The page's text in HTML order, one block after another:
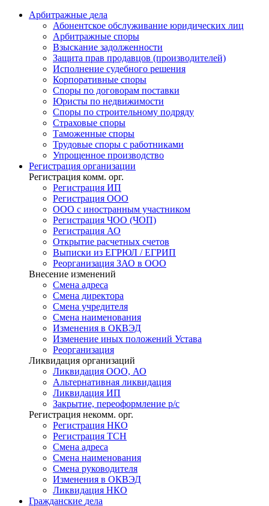
Арбитражные дела
Абонентское обслуживание юридических лиц
Арбитражные споры
Взыскание задолженности
Защита прав продавцов (производителей)
Исполнение судебного решения
Корпоративные споры
Споры по договорам поставки
Юристы по недвижимости
Споры по строительному подряду
Страховые споры
Таможенные споры
Трудовые споры с работниками
Упрощенное производство
Регистрация организации
Регистрация комм. орг.
Регистрация ИП
Регистрация ООО
ООО с иностранным участником
Регистрация ЧОО (ЧОП)
Регистрация АО
Открытие расчетных счетов
Выписки из ЕГРЮЛ / ЕГРИП
Реорганизация ЗАО в ООО
Внесение изменений
Смена адреса
Смена директора
Cмена учредителя
Смена наименования
Изменения в ОКВЭД
Изменение иных положений Устава
Реорганизация
Ликвидация организаций
Ликвидация ООО, АО
Альтернативная ликвидация
Ликвидация ИП
Закрытие, переоформление р/с
Регистрация некомм. орг.
Регистрация НКО
Регистрация ТСН
Смена адреса
Смена наименования
Смена руководителя
Изменения в ОКВЭД
Ликвидация НКО
Гражданские дела